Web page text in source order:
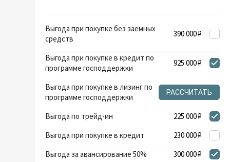
Выгода при покупке без заемных
средств
390 000 ₽
Выгода при покупке в кредит по
программе господдержки
925 000 ₽
Выгода при покупке в лизинг по
программе господдержки
РАССЧИТАТЬ
Выгода по трейд-ин
225 000 ₽
Выгода при покупке в кредит
230 000 ₽
Выгода за авансирование 50%
300 000 ₽